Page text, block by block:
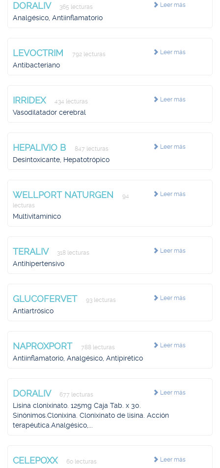
Leer más
DORALIV 365 lecturas
Analgésico, Antiinflamatorio
Leer más
LEVOCTRIM 792 lecturas
Antibacteriano
Leer más
IRRIDEX 434 lecturas
Vasodilatador cerebral
Leer más
HEPALIVIO B 847 lecturas
Desintoxicante, Hepatotrópico
Leer más
WELLPORT NATURGEN
94
lecturas
Multivitamínico
Leer más
TERALIV 318 lecturas
Antihipertensivo
Leer más
GLUCOFERVET 93 lecturas
Antiartrósico
Leer más
NAPROXPORT 788 lecturas
Antiinflamatorio, Analgésico, Antipirético
Leer más
DORALIV 677 lecturas
Lisina clonixinato. 125mg Caja Tab. x 30.
Sinónimos.Clonixina. Clonixinato de lisina. Acción
terapéutica.Analgésico,...
Leer más
CELEPOXX 60 lecturas